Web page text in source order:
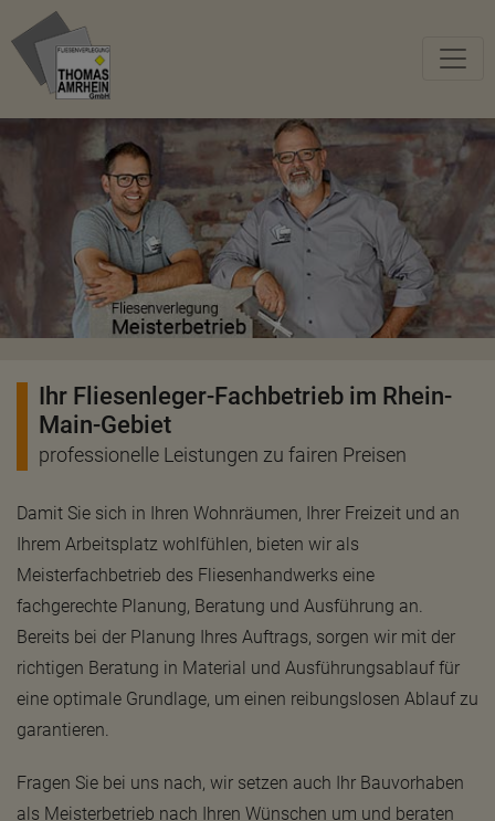
Ihr Fliesenleger-Fachbetrieb im Rhein-
Main-Gebiet
professionelle Leistungen zu fairen Preisen
Damit Sie sich in Ihren Wohnräumen, Ihrer Freizeit und an
Ihrem Arbeitsplatz wohlfühlen, bieten wir als
Meisterfachbetrieb des Fliesenhandwerks eine
fachgerechte Planung, Beratung und Ausführung an.
Bereits bei der Planung Ihres Auftrags, sorgen wir mit der
richtigen Beratung in Material und Ausführungsablauf für
eine optimale Grundlage, um einen reibungslosen Ablauf zu
garantieren.
Fragen Sie bei uns nach, wir setzen auch Ihr Bauvorhaben
als Meisterbetrieb nach Ihren Wünschen um und beraten